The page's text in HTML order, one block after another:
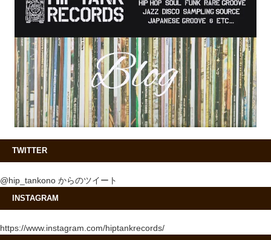
TWITTER
@hip_tankono からのツイート
INSTAGRAM
https://www.instagram.com/hiptankrecords/